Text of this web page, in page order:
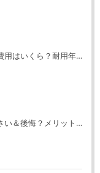
電動カーゲートの施工費用はいくら？耐用年数や注意点を解説！
カーゲートはめんどくさい＆後悔？メリット・デメリットを解説！